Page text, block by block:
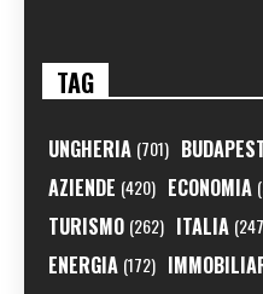
TAG
UNGHERIA (701)
AZIENDE (420) ECONOMIA
TURISMO (262) ITALIA
ENERGIA (172)